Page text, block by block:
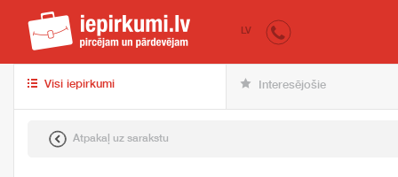
iepirkumi.lv
LV
Visi iepirkumi Interesējošie
Atpakaļ uz sarakstu